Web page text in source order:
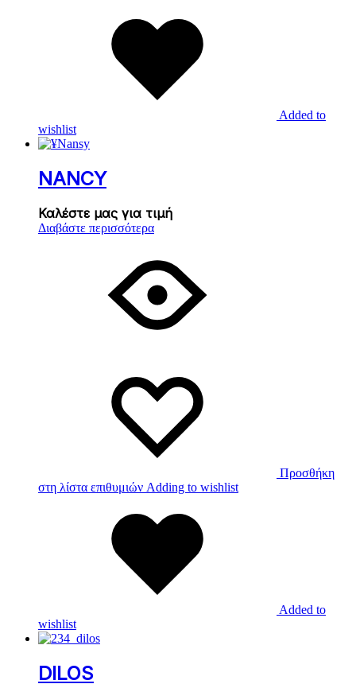
Added to
wishlist
NANCY
Καλέστε μας για τιμή
Διαβάστε περισσότερα
Προσθήκη
στη λίστα επιθυμιών Adding to wishlist
Added to
wishlist
DILOS